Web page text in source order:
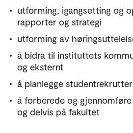
utforming, igangsetting og
rapporter og strategi
utforming av
å bidra til instituttets
og eksternt
å planlegge
å forberede og
og delvis på fakultet